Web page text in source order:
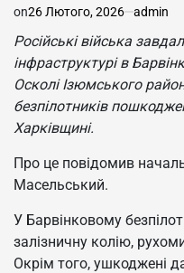
on26 Лютого, 2026 admin
Російські війська
інфраструктурі в
Осколі Ізюмського
безпілотників
Харківщині.
Про це повідомив
Масельський.
У Барвінковому
залізничну колію,
Окрім того, ушкоджені